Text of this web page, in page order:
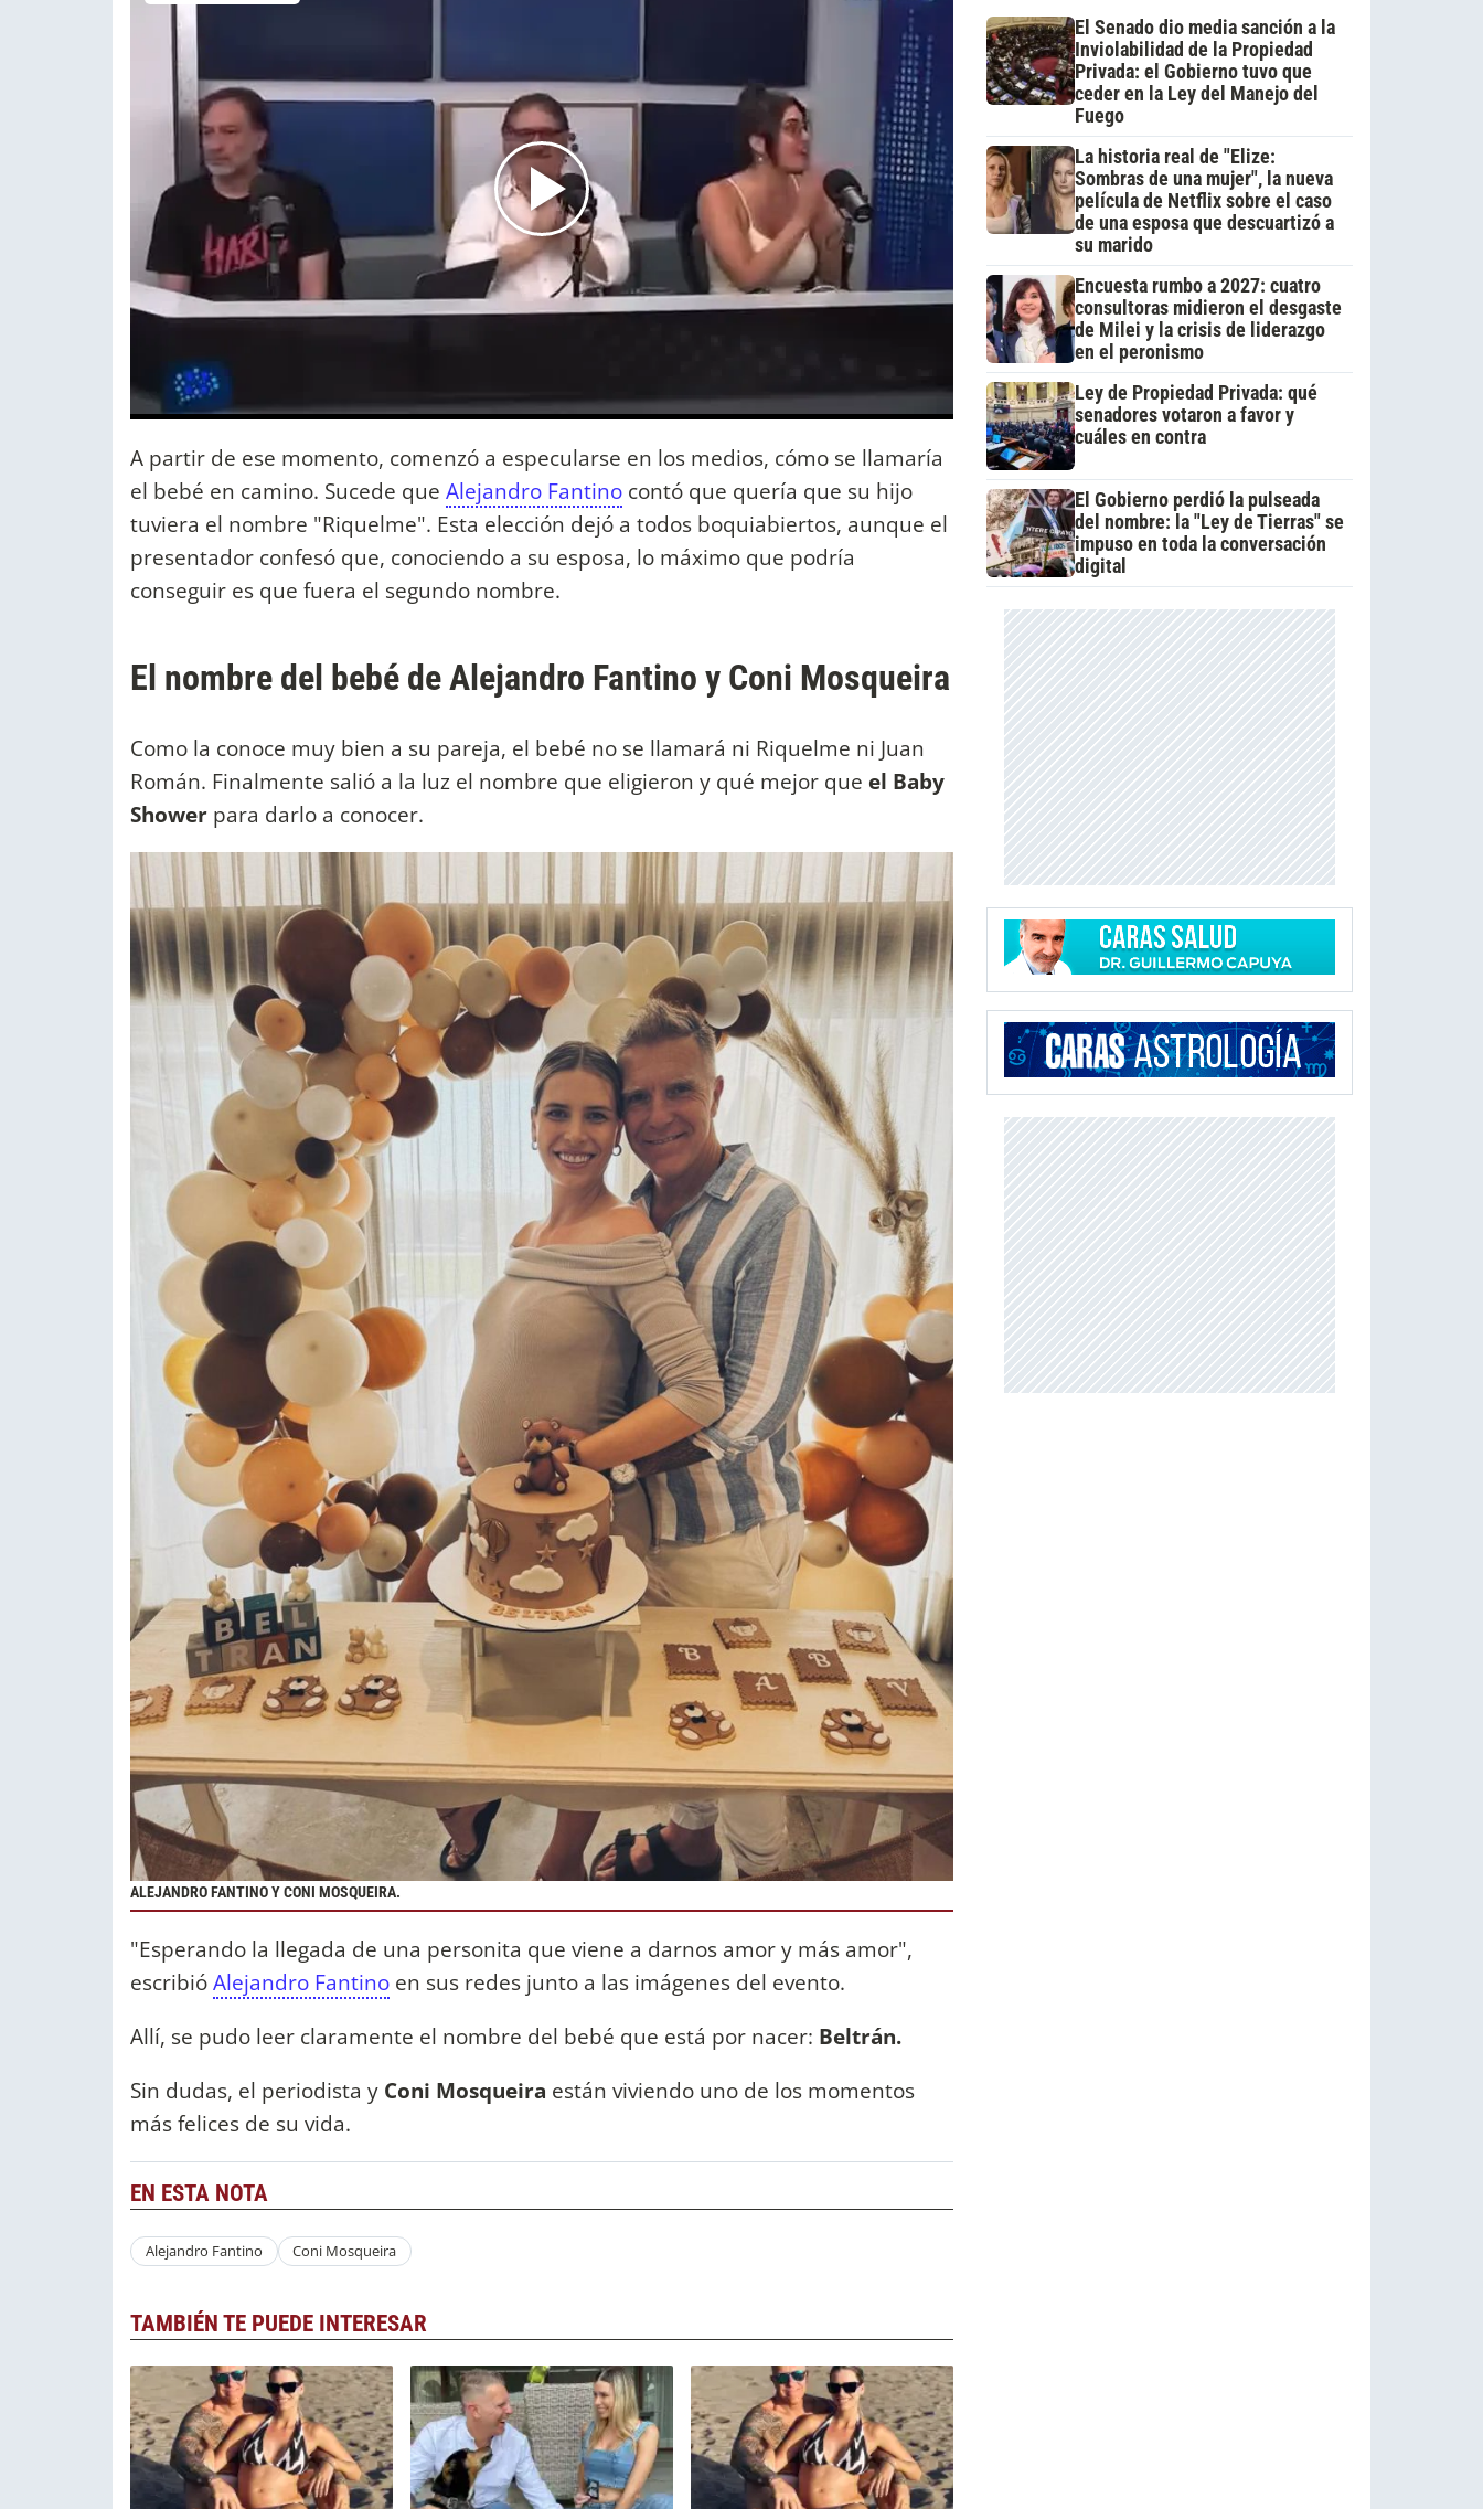
A partir de ese momento, comenzó a especularse en los medios, cómo se llamaría
el bebé en camino. Sucede que Alejandro Fantino contó que quería que su hijo
tuviera el nombre "Riquelme". Esta elección dejó a todos boquiabiertos, aunque el
presentador confesó que, conociendo a su esposa, lo máximo que podría
conseguir es que fuera el segundo nombre.
El nombre del bebé de Alejandro Fantino y Coni Mosqueira
Como la conoce muy bien a su pareja, el bebé no se llamará ni Riquelme ni Juan
Román. Finalmente salió a la luz el nombre que eligieron y qué mejor que el Baby
Shower para darlo a conocer.
ALEJANDRO FANTINO Y CONI MOSQUEIRA.
"Esperando la llegada de una personita que viene a darnos amor y más amor",
escribióAlejandro Fantino en sus redes junto a las imágenes del evento.
Allí, se pudo leer claramente el nombre del bebé que está por nacer: Beltrán.
Sin dudas, el periodista y Coni Mosqueira están viviendo uno de los momentos
más felices de su vida.
EN ESTA NOTA
Alejandro Fantino Coni Mosqueira
TAMBIÉN TE PUEDE INTERESAR
El Senado dio media sanción a la
Inviolabilidad de la Propiedad
Privada: el Gobierno tuvo que
ceder en la Ley del Manejo del
Fuego
La historia real de "Elize:
Sombras de una mujer", la nueva
película de Netflix sobre el caso
de una esposa que descuartizó a
su marido
Encuesta rumbo a 2027: cuatro
consultoras midieron el desgaste
de Milei y la crisis de liderazgo
en el peronismo
Ley de Propiedad Privada: qué
senadores votaron a favor y
cuáles en contra
El Gobierno perdió la pulseada
del nombre: la "Ley de Tierras" se
impuso en toda la conversación
digital